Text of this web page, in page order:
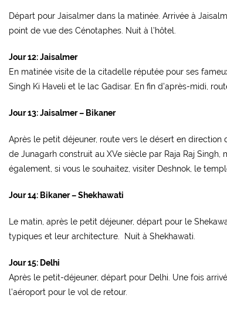
Départ pour Jaisalmer dans la matinée. Arrivée à
point de vue des Cénotaphes. Nuit à l’hôtel.
Jour 12: Jaisalmer
En matinée visite de la citadelle réputée pour ses
Singh Ki Haveli et le lac Gadisar. En fin d’après-midi,
Jour 13: Jaisalmer – Bikaner
Après le petit déjeuner, route vers le désert en direction
de Junagarh construit au XVe siècle par Raja Raj Singh,
également, si vous le souhaitez, visiter Deshnok, le
Jour 14: Bikaner – Shekhawati
Le matin, après le petit déjeuner, départ pour le
typiques et leur architecture. Nuit à Shekhawati.
Jour 15: Delhi
Après le petit-déjeuner, départ pour Delhi. Une fois
l’aéroport pour le vol de retour.